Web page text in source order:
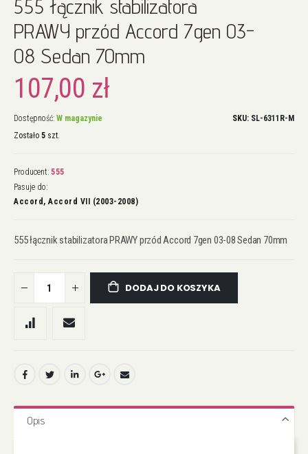
początek
galerii
555 łącznik stabilizatora
PRAWY przód Accord 7gen 03-
08 Sedan 70mm
107,00 zł
Dostępność: W magazynie
Zostało 5 szt.
SKU SL-6311R-M
Producent: 555
Pasuje do:
Accord, Accord VII (2003-2008)
555 łącznik stabilizatora PRAWY przód Accord 7gen 03-08 Sedan 70mm
DODAJ DO KOSZYKA
Opis